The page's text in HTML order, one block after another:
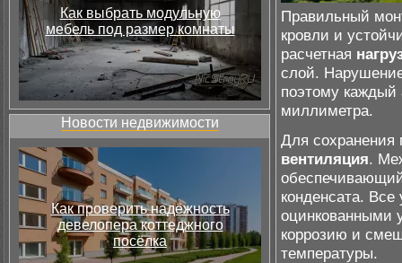
Как выбрать модульную
мебель под размер комнаты
Новости недвижимости
Как проверить надёжность
девелопера коттеджного
посёлка
Правильный
кровли и
расчетная
слой.
поэтому каждый
миллиметра.
Для сохранения
вентиляция.
конденсата.
оцинкованными
коррозию и
температуры.